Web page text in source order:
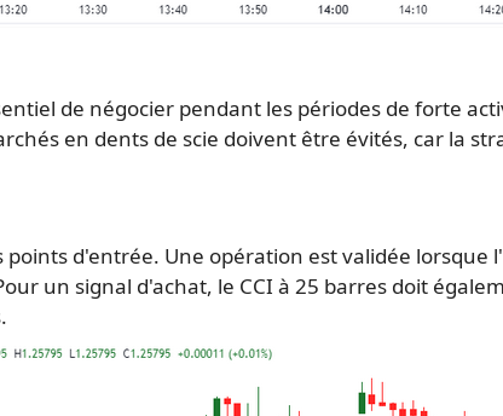
de négocier pendant les périodes de forte
en dents de scie doivent être évités, car la
d'entrée. Une opération est validée lorsque
un signal d'achat, le CCI à 25 barres doit